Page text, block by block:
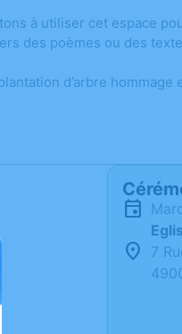
à utiliser cet espace
des poèmes ou des
d’arbre hommage
7